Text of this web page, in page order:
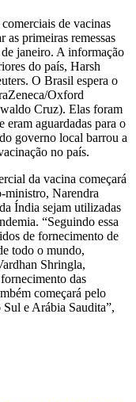
de vacinas
as primeiras remessas
janeiro. A informação
do país, Harsh
O Brasil espera o
Oxford
Cruz). Elas foram
aguardadas para o
governo local barrou a
no país.
da vacina começará
ministro, Narendra
Índia sejam utilizadas
“Seguindo essa
de fornecimento de
todo o mundo,
Shringla,
das
começará pelo
e Arábia Saudita”,